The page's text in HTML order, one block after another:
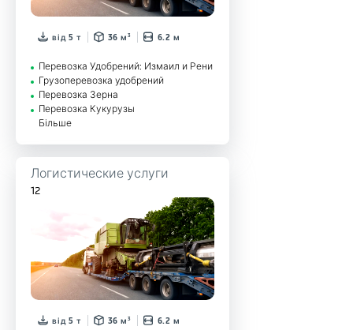
від 5 т 36 м³ 6.2 м
Перевозка Удобрений: Измаил и Рени
Грузоперевозка удобрений
Перевозка Зерна
Перевозка Кукурузы
Більше
Логистические услуги
12
від 5 т 36 м³ 6.2 м